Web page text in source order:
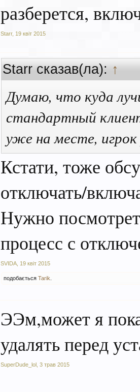
разберется,
Starr, 19 квіт 2015
Starr сказав(ла):↑
Думаю, что куда
стандартный
уже на месте,
Кстати, тоже
отключать/
Нужно
процесс с
SVIDA 19 квіт 2015
подобаєтьсяTarik
ЭЭм,может я
удалять перед
SuperDude_lol ,3 трав 2015